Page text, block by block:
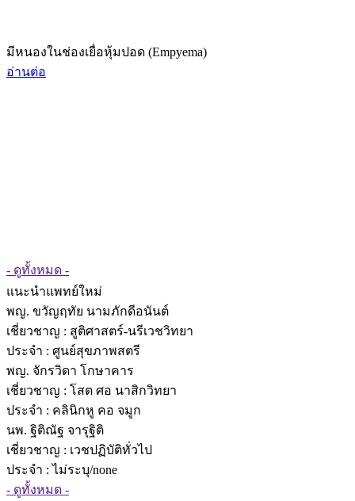
มีหนองในช่องเยื่อหุ้มปอด (Empyema)
อ่านต่อ
- ดูทั้งหมด -
แนะนำแพทย์ใหม่
พญ. ขวัญฤทัย นามภักดีอนันต์
เชี่ยวชาญ : สูติศาสตร์-นรีเวชวิทยา
ประจำ : ศูนย์สุขภาพสตรี
พญ. จักรวิดา โกษาคาร
เชี่ยวชาญ : โสต ศอ นาสิกวิทยา
ประจำ : คลินิกหู คอ จมูก
นพ. ฐิติณัฐ จารุฐิติ
เชี่ยวชาญ : เวชปฏิบัติทั่วไป
ประจำ : ไม่ระบุ/none
- ดูทั้งหมด -